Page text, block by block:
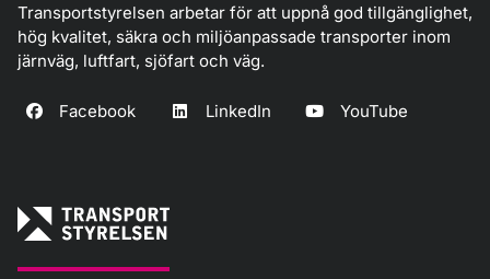
Transportstyrelsen arbetar för att uppnå god tillgänglighet,
hög kvalitet, säkra och miljöanpassade transporter inom
järnväg, luftfart, sjöfart och väg.
Facebook LinkedIn YouTube